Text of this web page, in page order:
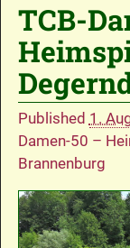
TCB-
Published 1.
Damen-50 –
Brannenburg